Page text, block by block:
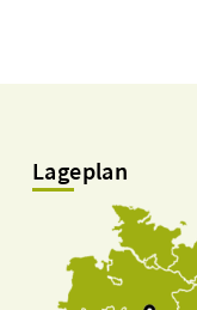
Lageplan